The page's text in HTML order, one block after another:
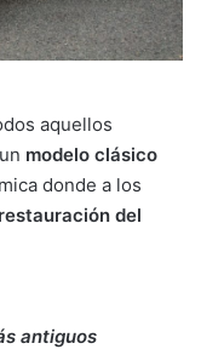
aquellos
modelo clásico
donde a los
restauración del
antiguos